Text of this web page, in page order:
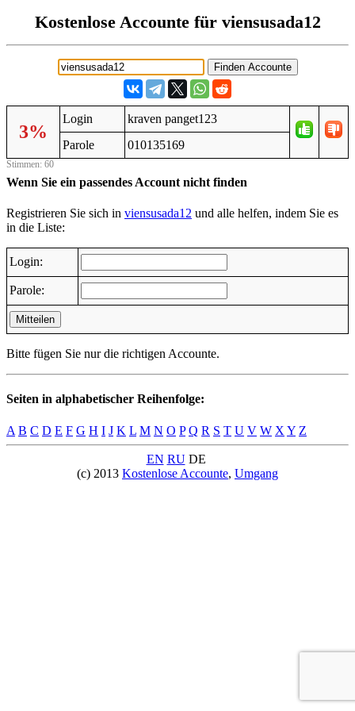
Kostenlose Accounte für viensusada12
3%
Login
kraven panget123
Parole
010135169
Stimmen: 60
Wenn Sie ein passendes Account nicht finden
Registrieren Sie sich in viensusada12 und alle helfen, indem Sie es
in die Liste:
Login:
Parole:
Mitteilen
Bitte fügen Sie nur die richtigen Accounte.
Seiten in alphabetischer Reihenfolge:
A B C D E F G H I J K L M N O P Q R S T U V W X Y Z
EN RUDE
(c) 2013 Kostenlose Accounte, Umgang